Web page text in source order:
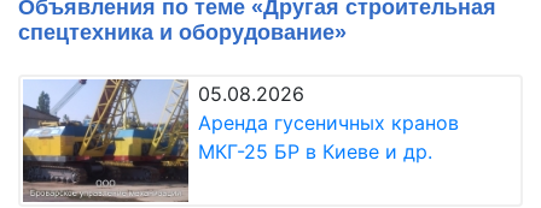
Объявления по теме «Другая строительная
спецтехника и оборудование»
05.08.2026
Аренда гусеничных кранов
МКГ-25 БР в Киеве и др.